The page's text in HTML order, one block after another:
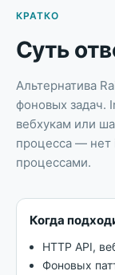
КРАТКО
Суть
Альтернатива
фоновых задач.
вебхукам или
процесса — нет
процессами.
Когда
HTTP API,
Фоновых